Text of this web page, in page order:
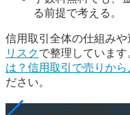
る前提で考える。
信用取引全体の仕組みや
リスクで整理しています
は？信用取引で売りか
ださい。